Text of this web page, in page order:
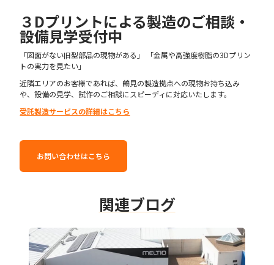
３Dプリントによる製造のご相談・
設備見学受付中
「図面がない旧型部品の現物がある」 「金属や高強度樹脂の3Dプリン
トの実力を見たい」
近隣エリアのお客様であれば、鶴見の製造拠点への現物お持ち込み
や、設備の見学、試作のご相談にスピーディに対応いたします。
受託製造サービスの詳細はこちら
お問い合わせはこちら
関連ブログ